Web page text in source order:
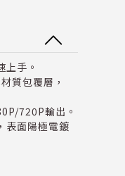
手。
質包覆層，
720P輸出。
表面陽極電鍍